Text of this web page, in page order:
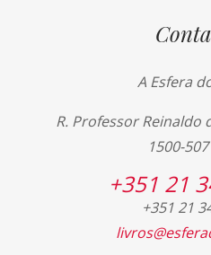
A Esfera
R. Professor Reinaldo
1500-
+351 21
+351 21